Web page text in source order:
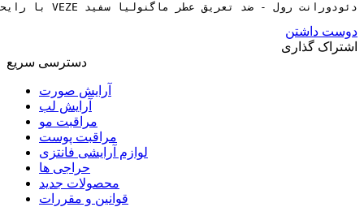
دئودورانت رول - ضد تعریق عطر ماگنولیا سفید VEZE با رایحه مگنولیا 40 میلی لیتر دئودورانت رول - ضد تعریق عطر VEZE White Magnolia یک محصول آرایشی است که برای کنترل پ.
دوست داشتن
اشتراک گذاری
دسترسی سریع
آرایش صورت
آرایش لب
مراقبت مو
مراقبت پوست
لوازم آرایشی فانتزی
حراجی ها
محصولات جدید
قوانین و مقررات